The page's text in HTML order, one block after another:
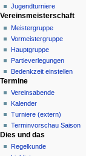
Jugendturniere
Vereinsmeisterschaft
Meistergruppe
Vormeistergruppe
Hauptgruppe
Partieverlegungen
Bedenkzeit einstellen
Termine
Vereinsabende
Kalender
Turniere (extern)
Terminvorschau Saison
Dies und das
Regelkunde